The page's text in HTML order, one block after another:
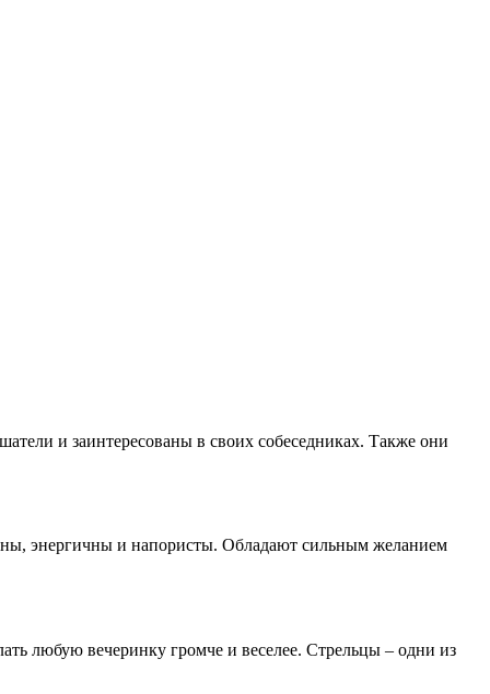
и заинтересованы в своих собеседниках. Также они
энергичны и напористы. Обладают сильным желанием
любую вечеринку громче и веселее. Стрельцы – одни из